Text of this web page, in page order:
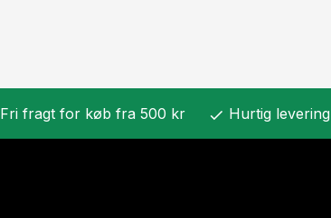
Fri fragt for køb fra 500 kr check Hurtig levering